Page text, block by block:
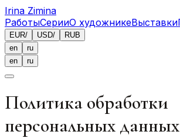
Irina Zimina
РаботыСерииО художникеВыставки
EUR/ USD/
RUB
en
ru
en
ru
Политика обработки
персональных данных